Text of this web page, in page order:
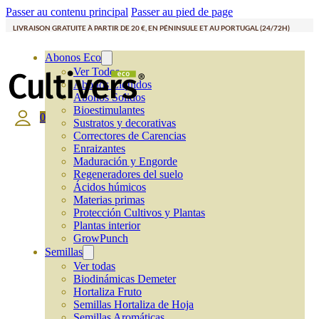
Passer au contenu principal Passer au pied de page
LIVRAISON GRATUITE À PARTIR DE 20 €, EN PÉNINSULE ET AU PORTUGAL (24/72H)
Abonos Eco
Ver Todos
Abonos Líquidos
Abonos Solidos
Bioestimulantes
Sustratos y decorativas
Correctores de Carencias
Enraizantes
Maduración y Engorde
Regeneradores del suelo
Ácidos húmicos
Materias primas
Protección Cultivos y Plantas
Plantas interior
GrowPunch
Semillas
Ver todas
Biodinámicas Demeter
Hortaliza Fruto
Semillas Hortaliza de Hoja
0